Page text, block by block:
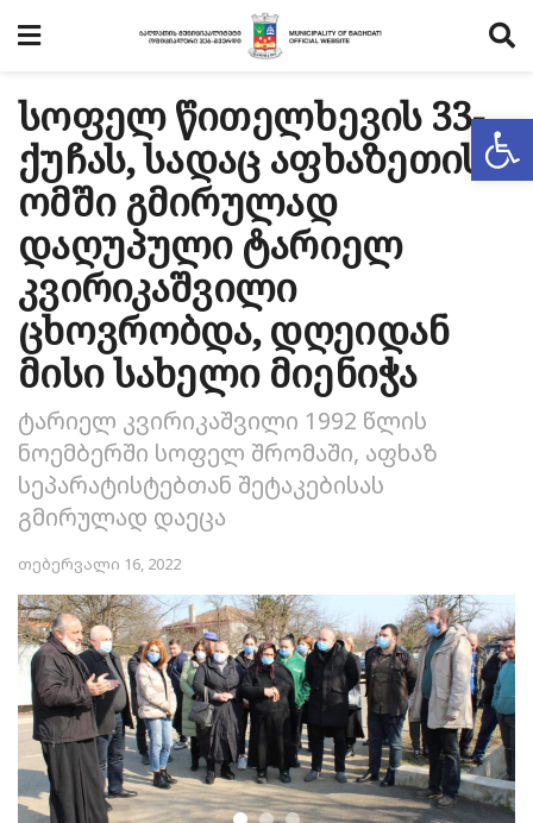
სოფელ წითელხევის 33-
ქუჩას, სადაც აფხაზეთის
ომში გმირულად
დაღუპული ტარიელ
კვირიკაშვილი
ცხოვრობდა, დღეიდან
მისი სახელი მიენიჭა
ტარიელ კვირიკაშვილი 1992 წლის
ნოემბერში სოფელ შრომაში, აფხაზ
სეპარატისტებთან შეტაკებისას
გმირულად დაეცა
თებერვალი 16, 2022